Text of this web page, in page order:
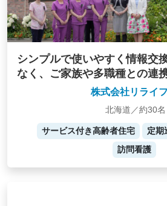
シンプルで使いやすく情報交
なく、ご家族や多職種との連
株式会社リライ
北海道／約30名
サービス付き高齢者住宅 定期
訪問看護